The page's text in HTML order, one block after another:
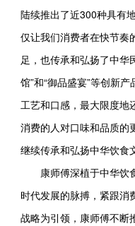
陆续推出了近300种具有
仅让我们消费者在快节奏
足，也传承和弘扬了中华
馆”和“御品盛宴”等创新
工艺和口感，最大限度地
消费的人对口味和品质的
继续传承和弘扬中华饮食
康师傅深植于中华饮
时代发展的脉搏，紧跟消
战略为引领，康师傅不断